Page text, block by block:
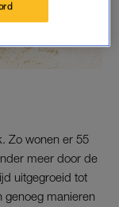
Zo wonen er 55
meer door de
uitgegroeid tot
genoeg manieren